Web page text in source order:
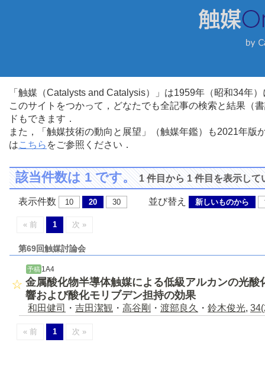
「触媒（Catalysts and Catalysis）」は1959年（昭和34年
このサイトをつかって，どなたでも全記事の検索と結果（
ドもできます．
また，「触媒技術の動向と展望」（触媒年鑑）も2021年
はこちら をご参照ください．
該当件数は 1 です。1 件目から 1 件目を表示して
表示件数 10 20 30 並び替え 新しいものから
« 前 1 次 »
第69回触媒討論会
予稿 1A4
金属酸化物半導体触媒による低級アルカンの光酸
響および酸化モリブデン担持の効果
和田健司 ・ 吉田潔観 ・ 高谷剛 ・ 渡部良久 ・ 鈴木俊光,
« 前 1 次 »